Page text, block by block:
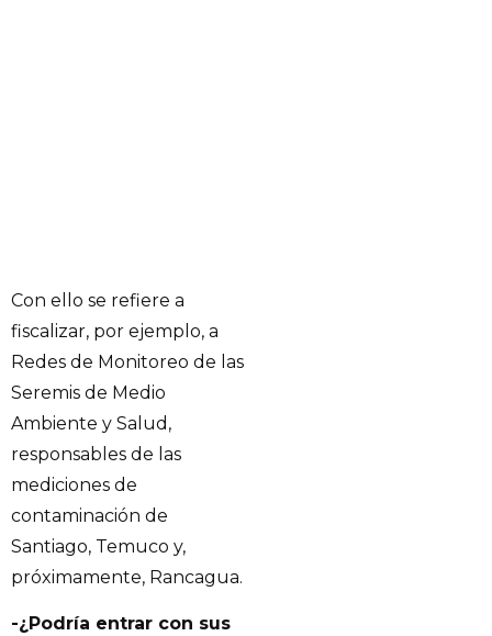
Con ello se refiere a
fiscalizar, por ejemplo, a
Redes de Monitoreo de las
Seremis de Medio
Ambiente y Salud,
responsables de las
mediciones de
contaminación de
Santiago, Temuco y,
próximamente, Rancagua.
-¿Podría entrar con sus